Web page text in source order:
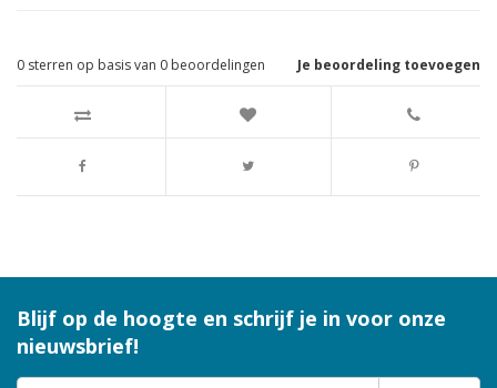
Je beoordeling toevoegen
0 sterren op basis van 0 beoordelingen
Blijf op de hoogte en schrijf je in voor onze
nieuwsbrief!